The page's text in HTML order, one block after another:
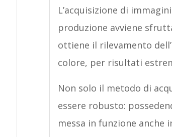
L’acquisizione di
produzione avviene
ottiene il rilevamento
colore, per risultati
Non solo il metodo di
essere robusto:
messa in funzione